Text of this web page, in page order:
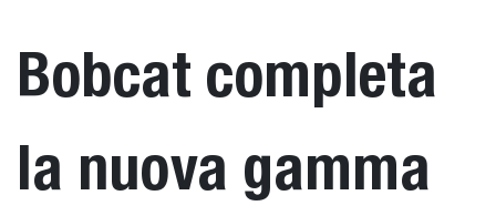
Bobcat completa
la nuova gamma